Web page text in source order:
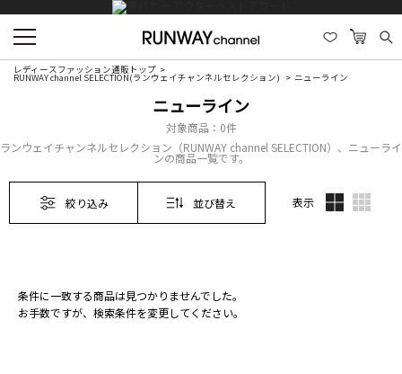
レディースファッション通販トップ
RUNWAY channel SELECTION(ランウェイチャンネルセレクション) ニューライン
ニューライン
対象商品： 0件
ランウェイチャンネルセレクション（RUNWAY channel SELECTION）、ニューライ
ンの商品一覧です。
絞り込み 並び替え 表示
条件に一致する商品は見つかりませんでした。
お手数ですが、検索条件を変更してください。